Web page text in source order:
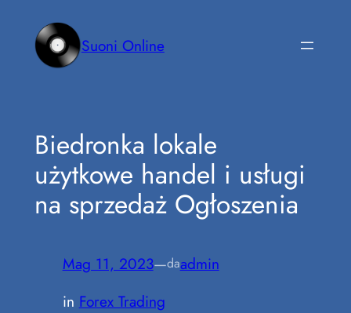
contenuto
Suoni Online
Biedronka lokale
użytkowe handel i usługi
na sprzedaż Ogłoszenia
Mag 11, 2023—daadmin
in Forex Trading